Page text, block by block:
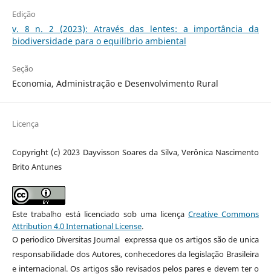
Edição
v. 8 n. 2 (2023): Através das lentes: a importância da
biodiversidade para o equilíbrio ambiental
Seção
Economia, Administração e Desenvolvimento Rural
Licença
Copyright (c) 2023 Dayvisson Soares da Silva, Verônica Nascimento
Brito Antunes
Este trabalho está licenciado sob uma licençaCreative Commons
Attribution 4.0 International License.
O periodico Diversitas Journal expressa que os artigos são de unica
responsabilidade dos Autores, conhecedores da legislação Brasileira
e internacional. Os artigos são revisados pelos pares e devem ter o